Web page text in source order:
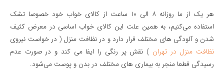
هر یک از ما روزانه ۸ الی ۱۰ ساعت از کالای خواب خود خصوصا تشک
استفاده می‌کنیم، به همین علت این کالای خواب اساسی در معرض کثیف
شدن و آلودگی های مختلف قرار دارد و در نظافت منزل ( در خواست نیروی
نظافت منزل در تهران ) نقش پر رنگی را ایفا می کند و در صورت عدم
رسیدگی قطعا منجر به بیماری های مختلف در بدن و پوست می‌شود.